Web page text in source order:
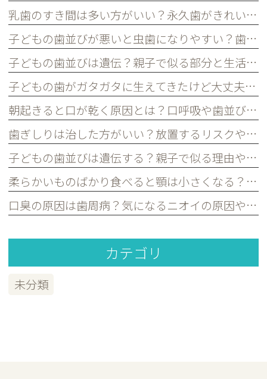
乳歯のすき間は多い方がいい？永久歯がきれいに並ぶために必要な理由を歯科医が解説｜宮原・さいたま市北区の歯医者
子どもの歯並びが悪いと虫歯になりやすい？歯並びとお口の健康の関係を歯科医が解説｜宮原・さいたま市北区の歯医者
子どもの歯並びは遺伝？親子で似る部分と生活習慣で変えられる部分を歯科医が解説｜宮原・さいたま市北区の歯医者
子どもの歯がガタガタに生えてきたけど大丈夫？永久歯の歯並びについて歯科医が解説｜宮原・さいたま市北区の歯医者
朝起きると口が乾く原因とは？口呼吸や歯並びとの関係を歯科医が解説｜宮原・さいたま市北区の歯医者
歯ぎしりは治した方がいい？放置するリスクや原因を歯科医が解説｜宮原・さいたま市北区の歯医者
子どもの歯並びは遺伝する？親子で似る理由や予防できるポイントを歯科医が解説｜宮原・さいたま市北区の歯医者
柔らかいものばかり食べると顎は小さくなる？子どもの歯並びとの関係を歯科医が解説｜宮原・さいたま市北区の歯医者
口臭の原因は歯周病？気になるニオイの原因や対策を歯科医が解説｜宮原・さいたま市北区の歯医者
カテゴリ
未分類